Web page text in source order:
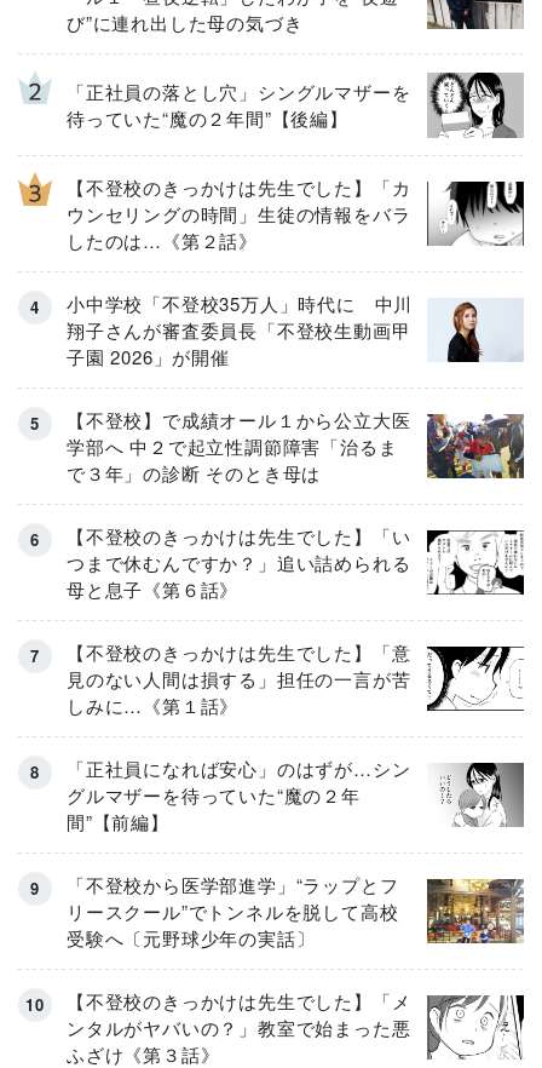
び”に連れ出した母の気づき
「正社員の落とし穴」シングルマザーを
待っていた“魔の２年間”【後編】
【不登校のきっかけは先生でした】「カ
ウンセリングの時間」生徒の情報をバラ
したのは…《第２話》
小中学校「不登校35万人」時代に 中川
翔子さんが審査委員長「不登校生動画甲
子園 2026」が開催
【不登校】で成績オール１から公立大医
学部へ 中２で起立性調節障害「治るま
で３年」の診断 そのとき母は
【不登校のきっかけは先生でした】「い
つまで休むんですか？」追い詰められる
母と息子《第６話》
【不登校のきっかけは先生でした】「意
見のない人間は損する」担任の一言が苦
しみに…《第１話》
「正社員になれば安心」のはずが…シン
グルマザーを待っていた“魔の２年
間”【前編】
「不登校から医学部進学」“ラップとフ
リースクール”でトンネルを脱して高校
受験へ〔元野球少年の実話〕
【不登校のきっかけは先生でした】「メ
ンタルがヤバいの？」教室で始まった悪
ふざけ《第３話》